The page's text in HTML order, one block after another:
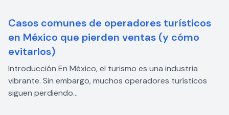
Casos comunes de operadores turísticos
en México que pierden ventas (y cómo
evitarlos)
Introducción En México, el turismo es una industria
vibrante. Sin embargo, muchos operadores turísticos
siguen perdiendo...